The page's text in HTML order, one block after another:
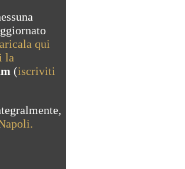
qui
la
(iscriviti